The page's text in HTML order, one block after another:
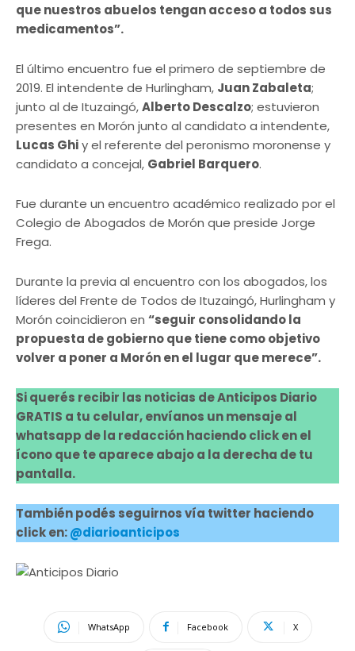
que nuestros abuelos tengan acceso a todos sus
medicamentos”.
El último encuentro fue el primero de septiembre de
2019. El intendente de Hurlingham, Juan Zabaleta;
junto al de Ituzaingó,Alberto Descalzo; estuvieron
presentes en Morón junto al candidato a intendente,
Lucas Ghiy el referente del peronismo moronense y
candidato a concejal, Gabriel Barquero.
Fue durante un encuentro académico realizado por el
Colegio de Abogados de Morón que preside Jorge
Frega.
Durante la previa al encuentro con los abogados, los
líderes del Frente de Todos de Ituzaingó, Hurlingham y
Morón coincidieron en “seguir consolidando la
propuesta de gobierno que tiene como objetivo
volver a poner a Morón en el lugar que merece”.
Si querés recibir las noticias de Anticipos Diario
GRATIS a tu celular, envíanos un mensaje al
whatsapp de la redacción haciendo click en el
ícono que te aparece abajo a la derecha de tu
pantalla.
También podés seguirnos vía twitter haciendo
click en:@diarioanticipos
WhatsApp Facebook X